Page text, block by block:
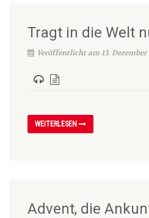
Tragt in die Welt
Veröffentlicht am 13. Dezember
WEITERLESEN
Advent, die